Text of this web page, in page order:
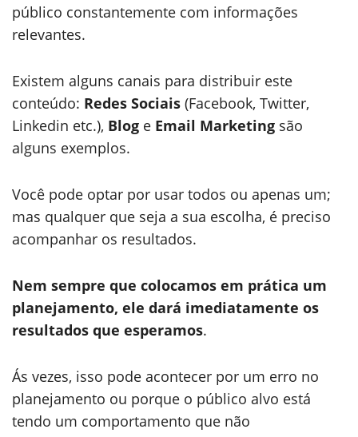
público constantemente com informações
relevantes.
Existem alguns canais para distribuir este
conteúdo: Redes Sociais (Facebook, Twitter,
Linkedin etc.), Blog e Email Marketing são
alguns exemplos.
Você pode optar por usar todos ou apenas um;
mas qualquer que seja a sua escolha, é preciso
acompanhar os resultados.
Nem sempre que colocamos em prática um
planejamento, ele dará imediatamente os
resultados que esperamos.
Ás vezes, isso pode acontecer por um erro no
planejamento ou porque o público alvo está
tendo um comportamento que não